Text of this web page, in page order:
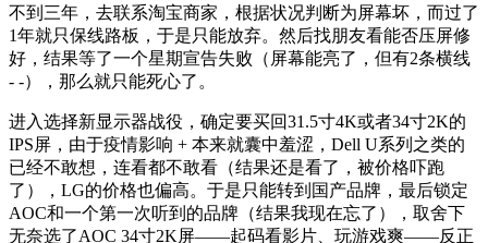
不到三年，去联系淘宝商家，根据状况判断为屏幕坏，而过了
1年就只保线路板，于是只能放弃。然后找朋友看能否压屏修
好，结果等了一个星期宣告失败（屏幕能亮了，但有2条横线
- -），那么就只能死心了。
进入选择新显示器战役，确定要买回31.5寸4K或者34寸2K的
IPS屏，由于疫情影响 + 本来就囊中羞涩，Dell U系列之类的
已经不敢想，连看都不敢看（结果还是看了，被价格吓跑
了），LG的价格也偏高。于是只能转到国产品牌，最后锁定
AOC和一个第一次听到的品牌（结果我现在忘了），取舍下
无奈选了AOC 34寸2K屏——起码看影片、玩游戏爽——反正